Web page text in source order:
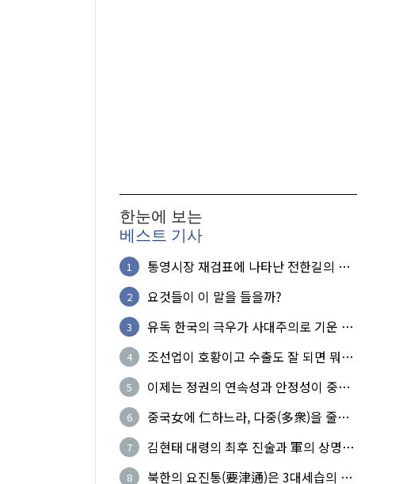
한눈에 보는
베스트 기사
1
통영시장 재검표에 나타난 전한길의 무
2 요것들이 이 말을 들을까?
3
유독 한국의 극우가 사대주의로 기운 이
4
조선업이 호황이고 수출도 잘 되면 뭐하
5
이제는 정권의 연속성과 안정성이 중요
6
중국女에 仁하느라, 다중(多衆)을 줄세
7
김현태 대령의 최후 진술과 軍의 상명하
8 북한의 요진통(要津通)은 3대세습의 사